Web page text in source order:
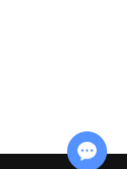
Chat with Us